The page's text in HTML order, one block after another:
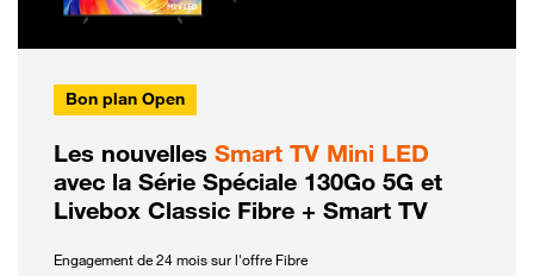
Bon plan Open
Les nouvelles Smart TV Mini LED
avec la Série Spéciale 130Go 5G et
Livebox Classic Fibre + Smart TV
Engagement de 24 mois sur l'offre Fibre